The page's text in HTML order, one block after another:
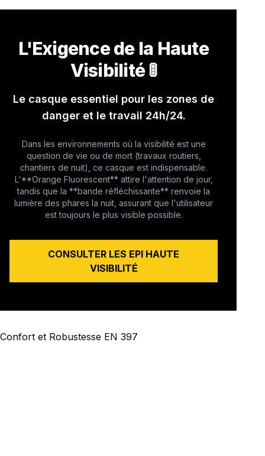
L'Exigence de la Haute
Visibilité 🚦
Le casque essentiel pour les zones de
danger et le travail 24h/24.
Dans les environnements où la visibilité est une
question de vie ou de mort (travaux routiers,
chantiers de nuit), ce casque est indispensable.
L'**Orange Fluorescent** attire l'attention de jour,
tandis que la **bande réfléchissante** renvoie la
lumière des phares la nuit, assurant que l'utilisateur
est toujours le plus visible possible.
CONSULTER LES EPI HAUTE
VISIBILITÉ